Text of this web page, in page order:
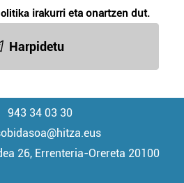
irakurri eta onartzen dut.
Harpidetu
943 34 03 30
26, Errenteria-Orereta 20100